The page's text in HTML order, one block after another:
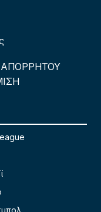
ΑΠΟΡΡΗΤΟΥ